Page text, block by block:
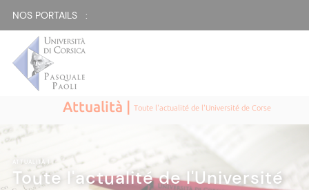
NOS PORTAILS :
Attualità |Toute l'actualité de l'Université de Corse
ATTUALITÀ|
Toute l'actualité de l'Université